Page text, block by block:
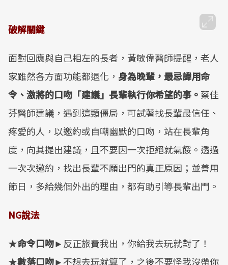
破解關鍵
面對回應與自己相左的長者，黃敏偉醫師提醒，老人
家雖然各方面功能都退化， 身為晚輩，最忌諱用命
令、激將的口吻「建議」長輩執行你希望的事。 蔡佳
芬醫師建議，遇到這類僵局，可試著找長輩最信任、
疼愛的人，以邀約或自嘲幽默的口吻，站在長輩角
度，向其提出建議，且不要因一次拒絕就氣餒。透過
一次次邀約，找出長輩不願出門的真正原因；並善用
節日，多給幾個外出的理由，都有助引導長輩出門。
NG說法
★命令口吻► 反正旅費我出，你給我去玩就對了！
★數落口吻►不想去玩就算了，之後不要怪我沒帶你